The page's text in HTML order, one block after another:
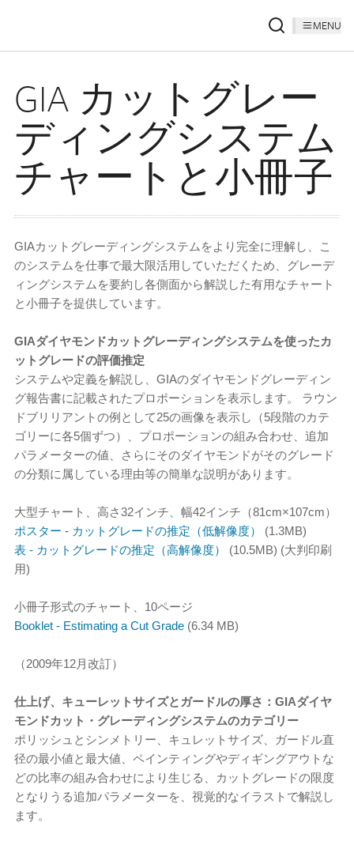
MENU
GIA カットグレー
ディングシステム
チャートと小冊子
GIAカットグレーディングシステムをより完全に理解し、こ
のシステムを仕事で最大限活用していただくため、グレーデ
ィングシステムを要約し各側面から解説した有用なチャート
と小冊子を提供しています。
GIAダイヤモンドカットグレーディングシステムを使ったカ
ットグレードの評価推定
システムや定義を解説し、GIAのダイヤモンドグレーディン
グ報告書に記載されたプロポーションを表示します。 ラウン
ドブリリアントの例として25の画像を表示し（5段階のカテ
ゴリーに各5個ずつ）、プロポーションの組み合わせ、追加
パラメーターの値、さらにそのダイヤモンドがそのグレード
の分類に属している理由等の簡単な説明があります。
大型チャート、高さ32インチ、幅42インチ（81cm×107cm）
ポスター - カットグレードの推定（低解像度）
(1.3MB)
表 - カットグレードの推定（高解像度）
(10.5MB) (大判印刷
用)
小冊子形式のチャート、10ページ
Booklet - Estimating a Cut Grade (6.34 MB)
（2009年12月改訂）
仕上げ、キューレットサイズとガードルの厚さ：GIAダイヤ
モンドカット・グレーディングシステムのカテゴリー
ポリッシュとシンメトリー、キュレットサイズ、ガードル直
径の最小値と最大値、ペインティングやディギングアウトな
どの比率の組み合わせにより生じる、カットグレードの限度
となりうる追加パラメーターを、視覚的なイラストで解説し
ます。